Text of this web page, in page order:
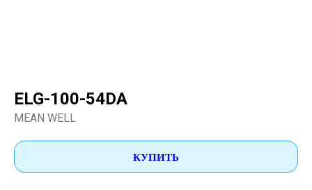
ELG-100-54DA
MEAN WELL
КУПИТЬ